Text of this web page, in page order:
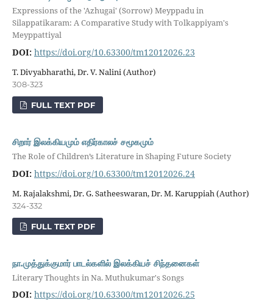
Expressions of the 'Azhugai' (Sorrow) Meyppadu in
Silappatikaram: A Comparative Study with Tolkappiyam's
Meyppattiyal
DOI: https://doi.org/10.63300/tm12012026.23
T. Divyabharathi, Dr. V. Nalini (Author)
308-323
FULL TEXT PDF
சிறார் இலக்கியமும் எதிர்காலச் சமூகமும்
The Role of Children’s Literature in Shaping Future Society
DOI: https://doi.org/10.63300/tm12012026.24
M. Rajalakshmi, Dr. G. Satheeswaran, Dr. M. Karuppiah (Author)
324-332
FULL TEXT PDF
நா.முத்துக்குமார் பாடல்களில் இலக்கியச் சிந்தனைகள்
Literary Thoughts in Na. Muthukumar's Songs
DOI: https://doi.org/10.63300/tm12012026.25